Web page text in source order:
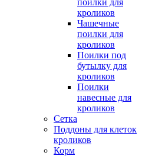
поилки для
кроликов
Чашечные
поилки для
кроликов
Поилки под
бутылку для
кроликов
Поилки
навесные для
кроликов
Сетка
Поддоны для клеток
кроликов
Корм